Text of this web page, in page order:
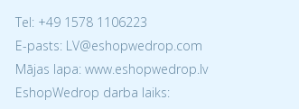
Tel: +49 1578 1106223
E-pasts: LV@eshopwedrop.com
Mājas lapa: www.eshopwedrop.lv
EshopWedrop darba laiks: